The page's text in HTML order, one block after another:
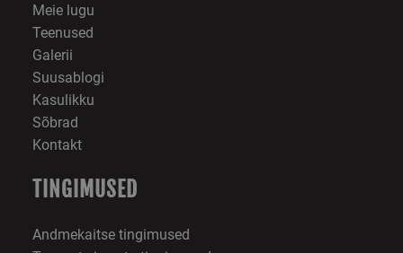
Meie lugu
Teenused
Galerii
Suusablogi
Kasulikku
Sõbrad
Kontakt
TINGIMUSED
Andmekaitse tingimused